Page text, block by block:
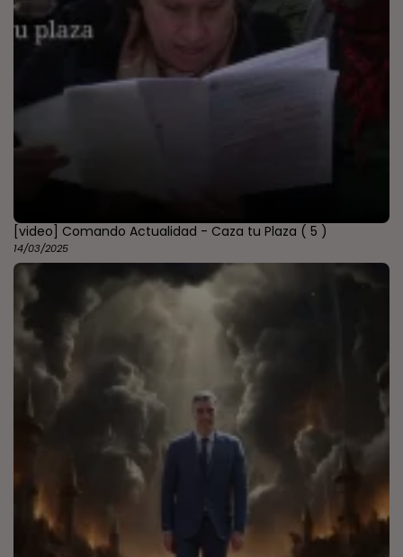
[video] Comando Actualidad - Caza tu Plaza ( 5 )
14/03/2025